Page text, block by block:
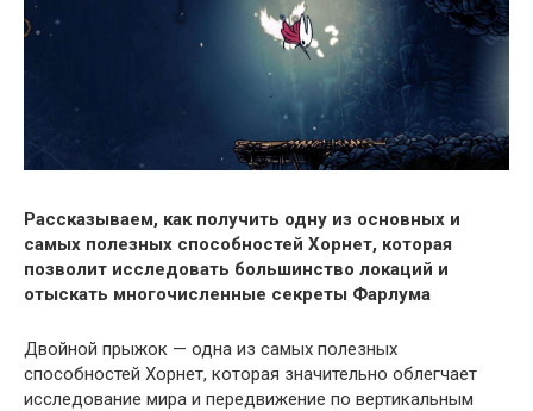
Рассказываем, как получить одну из основных и
самых полезных способностей Хорнет, которая
позволит исследовать большинство локаций и
отыскать многочисленные секреты Фарлума
Двойной прыжок — одна из самых полезных
способностей Хорнет, которая значительно облегчает
исследование мира и передвижение по вертикальным